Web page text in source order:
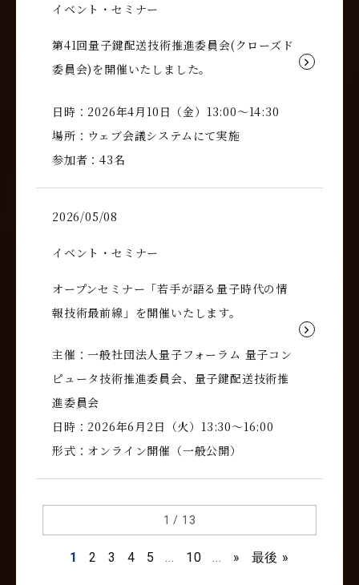
イベント・セミナー
第41回量子鍵配送技術推進委員会(クローズド
委員会)を開催いたしました。
日時：2026年4月10日（金）13:00～14:30
場所：ウェブ会議システムにて実施
参加者：43名
2026/05/08
イベント・セミナー
オープンセミナー「若手が語る量子時代の情
報技術最前線」を開催いたします。
主催：一般社団法人量子フォーラム 量子コン
ピュータ技術推進委員会、量子鍵配送技術推
進委員会
日時：2026年6月2日（火）13:30～16:00
形式：オンライン開催（一般公開）
1 / 13
1 2 3 4 5 ... 10 ... » 最後 »